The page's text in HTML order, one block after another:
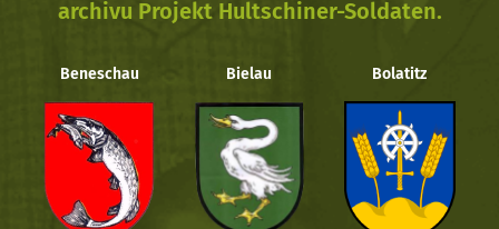
archivu Projekt Hultschiner-Soldaten.
Beneschau Bielau Bolatitz